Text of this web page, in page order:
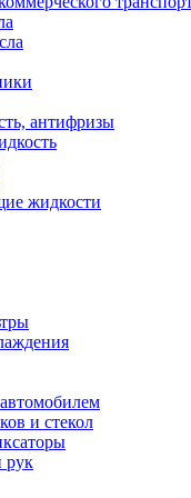
антифризы
жидкости
и стекол
рук